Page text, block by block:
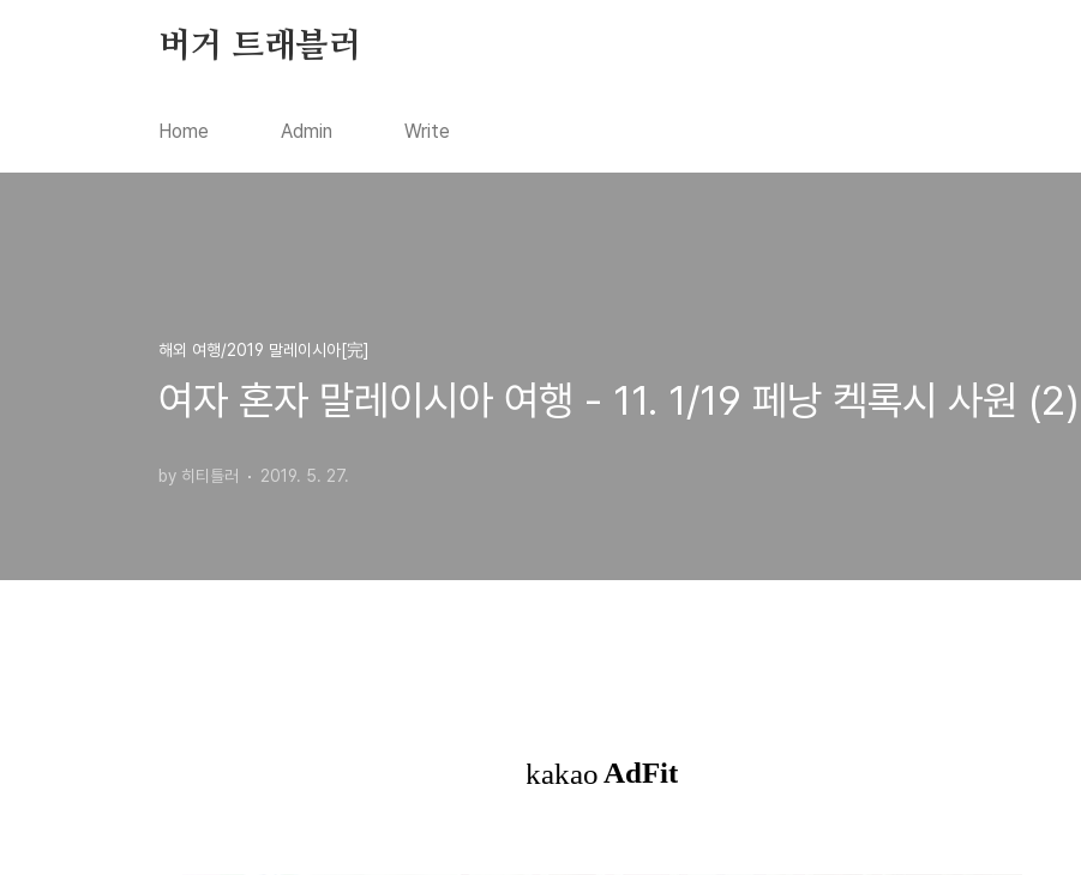
버거 트래블러
Home Admin Write
해외 여행/2019 말레이시아[完]
여자 혼자 말레이시아 여행 - 11. 1/19 페낭 켁록시 사원 (2)
by 히티틀러 2019. 5. 27.